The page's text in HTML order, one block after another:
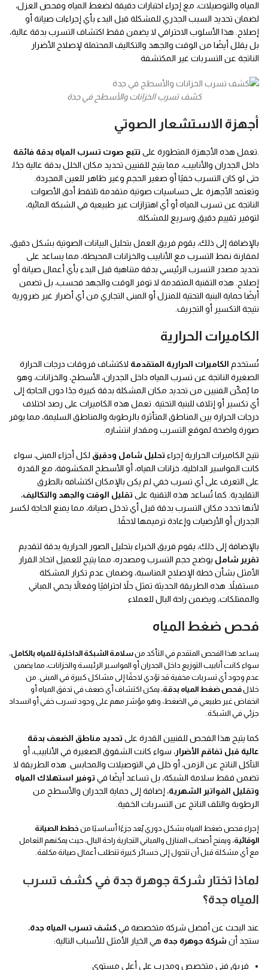
المياه والتوصيلات، مع إجراء اختبارات دقيقة لضغط المياه وفحص العزل،
لضمان تحديد السبب الجذري للمشكلة قبل البدء بأي إجراءات صيانة أو
إصلاح. هذا الأسلوب الاحترافي لا يضمن فقط اكتشاف التسرب بدقة عالية،
بل يقلل أيضًا من الوقت والجهد والتكاليف المحتملة لإصلاح الأضرار
الناتجة عن التسربات غير المكتشفة
كشف تسرب الخزانات والأسطح في جدة
أجهزة الاستشعار الصوتي
.تعمل هذه الأجهزة المتطورة على تتبع صوت تسرب المياه بدقة فائقة
داخل الجدران والأنابيب، مما يتيح للفنيين تحديد مكان الخلل بدقة عالية جدًا،
حتى لو كان التسرب خفيًا أو صغير الحجم وغير ظاهر للعين المجردة.
وتعتمد الأجهزة على حساسيات صوتية متقدمة تلتقط أدق الأصوات
الناتجة عن تسرب المياه أو أي اهتزازات غير طبيعية في الشبكة المائية،
لتوفير تقييم دقيق وسريع للمشكلة.
بالإضافة إلى ذلك، يقوم فريق العمل بتحليل البيانات الصوتية بشكل دقيق،
لمقارنة نمط التسرب مع الأنابيب والخزانات المحيطة، مما يساعد على
تحديد مصدر التسرب الرئيسي بدقة متناهية قبل البدء بأي أعمال صيانة أو
إصلاح. هذه التقنية المتقدمة لا توفر الوقت والجهد فحسب، بل تضمن
أيضًا حماية البنية التحتية للمنزل أو المبنى التجاري من أي أضرار غير ضرورية
نتيجة التكسير أو التجريف.
الكاميرات الحرارية
تُستخدم الكاميرات الحرارية المتقدمة لاكتشاف فروقات درجات الحرارة
الصغيرة الناتجة عن تسرب المياه داخل الجدران، الأسطح، والخزانات، وهو
ما يُمكّن الفنيين من تحديد مكان المشكلة بدقة كبيرة جدًا دون الحاجة إلى
أي تكسير أو إتلاف للبنية التحتية. تعمل هذه الكاميرات على رصد اختلاف
درجات الحرارة بين المناطق المتأثرة بالرطوبة والمناطق السليمة، مما يوفر
صورة واضحة لموقع التسرب ومقدار انتشاره.
تتيح الكاميرات الحرارية إجراء تحليل شامل ودقيق لكل أجزاء المبنى، سواء
كانت المواسير الداخلية، خزانات المياه، أو الأسطح المكشوفة، مع القدرة
على التعرف على أي تسرب خفي لم يكن بالإمكان اكتشافه بالطرق
التقليدية. كما تُساعد هذه التقنية على تقليل الوقت والجهد والتكاليف،
لأنها تحدد مكان التسرب بدقة قبل أي تدخل صيانة، مما يمنع الحاجة لكسر
الجدران أو الأرضيات وإعادة ترميمها لاحقًا.
بالإضافة إلى ذلك، يقوم فريق الخبراء بتحليل الصور الحرارية بدقة لتقديم
تقرير شامل يوضح حجم التسرب ومصدره، مما يتيح للعميل اتخاذ القرار
الأمثل بشأن خطة الإصلاح المناسبة، وضمان عدم تكرار المشكلة
مستقبلاً. هذه الطريقة الحديثة تمثل حلاً احترافيًا وفعالاً يحمي المباني
والممتلكات، ويضمن راحة البال للعملاء
فحص ضغط المياه
يساعد هذا الفحص المتقدم في التأكد منسلامة الشبكة الداخلية للمياه بالكامل،
سواء كانت أنابيب التوزيع داخل الجدران أو المواسير الرئيسة والخزانات، مما يضمن
عدم وجود أي تسربات مخفية قد تؤدي لاحقًا إلى مشاكل كبيرة في المبنى. من
خلالفحص ضغط المياه بدقة، يمكن اكتشاف أي ضعف في تدفق المياه أو
انخفاض غير طبيعي في الضغط، وهو مؤشر مهم على وجود تسرب خفي أو انسداد
جزئي في الشبكة.
كما يتيح هذا الفحص للفنيين القدرة على تحديد مناطق الضعف بدقة
عالية قبل تفاقم الأضرار، سواء كانت الشقوق الصغيرة في الأنابيب، أو
التآكل الناتج عن الزمن، أو خلل في التوصيلات والمحابس. هذه الطريقة لا
تضمن فقط سلامة الشبكة، بل تساعد أيضًا في توفير استهلاك المياه
وتقليل الفواتير الشهرية، إضافة إلى حماية الجدران والأسطح من
الرطوبة والتلف الناتج عن التسربات الخفية.
إجراء فحص ضغط المياه بشكل دوري يُعد جزءًا أساسيًا من خطط الصيانة
الوقائية، ويمنح أصحاب المنازل والمباني التجارية راحة البال، حيث يمكنهم التعامل
مع أي مشكلة قبل أن تتحول إلى خسائر كبيرة تتطلب أعمال صيانة مكلفة.
لماذا تختار شركة جوهرة جدة في كشف تسرب
المياه جدة؟
عند البحث عن أفضل شركة متخصصة فيكشف تسرب المياه جدة،
ستجد أن شركة جوهرة جدة هي الخيار الأمثل للأسباب التالية:
فريق فني متخصص ومدرب على أعلى مستوى